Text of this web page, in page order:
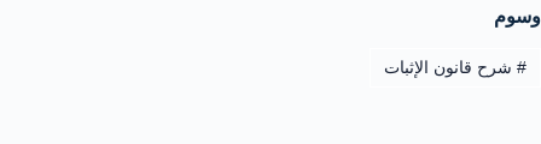
وسوم
#شرح قانون الإثبات